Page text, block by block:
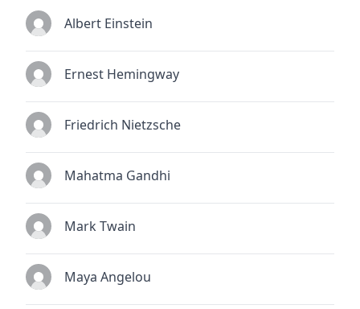
Albert Einstein
Ernest Hemingway
Friedrich Nietzsche
Mahatma Gandhi
Mark Twain
Maya Angelou